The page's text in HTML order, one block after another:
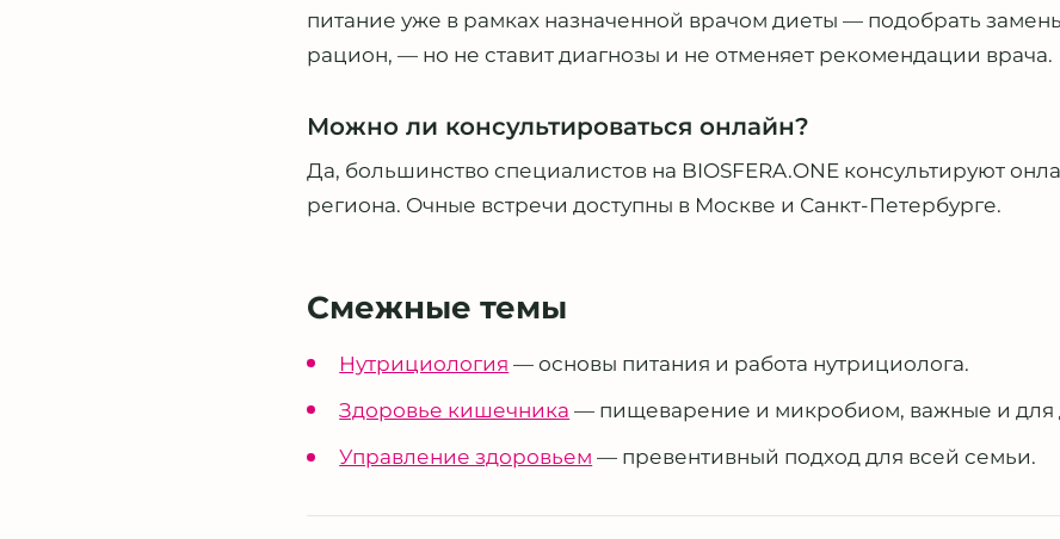
питание уже в рамках назначенной врачом диеты — подобрать
рацион, — но не ставит диагнозы и не отменяет рекомендации врача.
Можно ли консультироваться онлайн?
Да, большинство специалистов на BIOSFERA.ONE консультируют
региона. Очные встречи доступны в Москве и Санкт-Петербурге.
Смежные темы
Нутрициология — основы питания и работа нутрициолога.
Здоровье кишечника — пищеварение и микробиом, важные и для
Управление здоровьем — превентивный подход для всей семьи.